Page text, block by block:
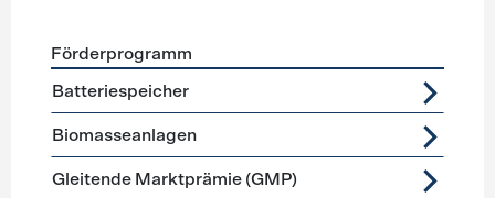
Förderprogramme
Förderprogramm
Batteriespeicher
Biomasseanlagen
Gleitende Marktprämie (GMP)